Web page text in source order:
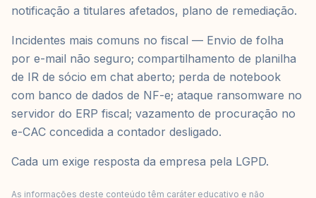
notificação a titulares afetados, plano de remediação.
Incidentes mais comuns no fiscal — Envio de folha
por e-mail não seguro; compartilhamento de planilha
de IR de sócio em chat aberto; perda de notebook
com banco de dados de NF-e; ataque ransomware no
servidor do ERP fiscal; vazamento de procuração no
e-CAC concedida a contador desligado.
Cada um exige resposta da empresa pela LGPD.
As informações deste conteúdo têm caráter educativo e não